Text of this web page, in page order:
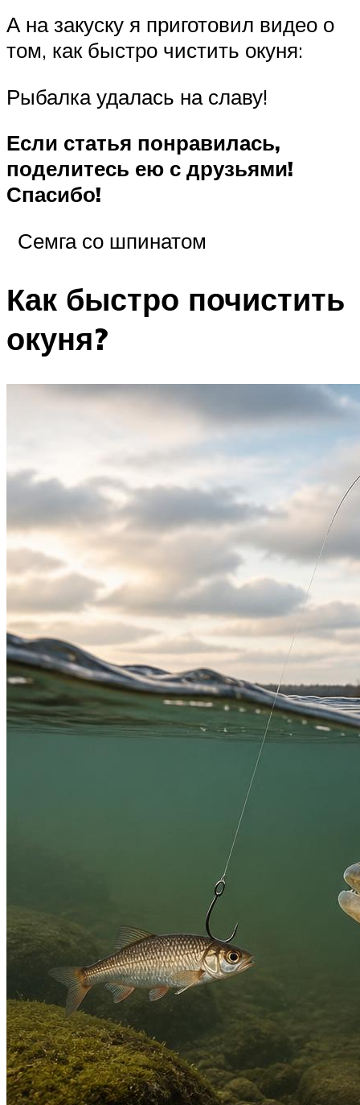
А на закуску я приготовил видео о
том, как быстро чистить окуня:
Рыбалка удалась на славу!
Если статья понравилась,
поделитесь ею с друзьями!
Спасибо!
Семга со шпинатом
Как быстро почистить
окуня?